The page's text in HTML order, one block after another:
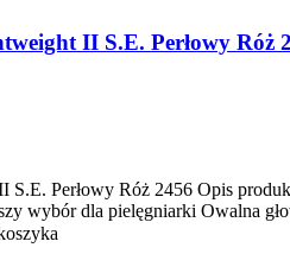
II S.E. Perłowy Róż
S.E. Perłowy Róż 2456 Opis
wybór dla pielęgniarki Owalna